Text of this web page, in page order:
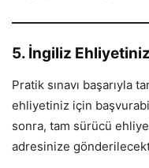
5. İngiliz
Pratik sınavı başarıyla
ehliyetiniz için
sonra, tam sürücü
adresinize